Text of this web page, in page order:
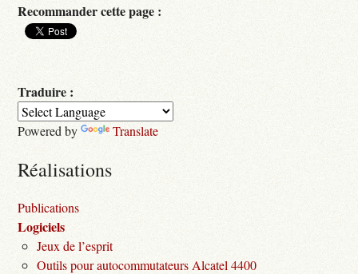
Recommander cette page :
Traduire :
Powered by Translate
Réalisations
Publications
Logiciels
Jeux de l’esprit
Outils pour autocommutateurs Alcatel 4400